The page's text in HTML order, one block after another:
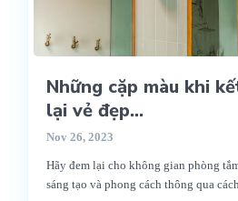
Những cặp màu khi
lại vẻ đẹp...
Nov 26, 2023
Hãy đem lại cho không gian phòng
sáng tạo và phong cách thông qua